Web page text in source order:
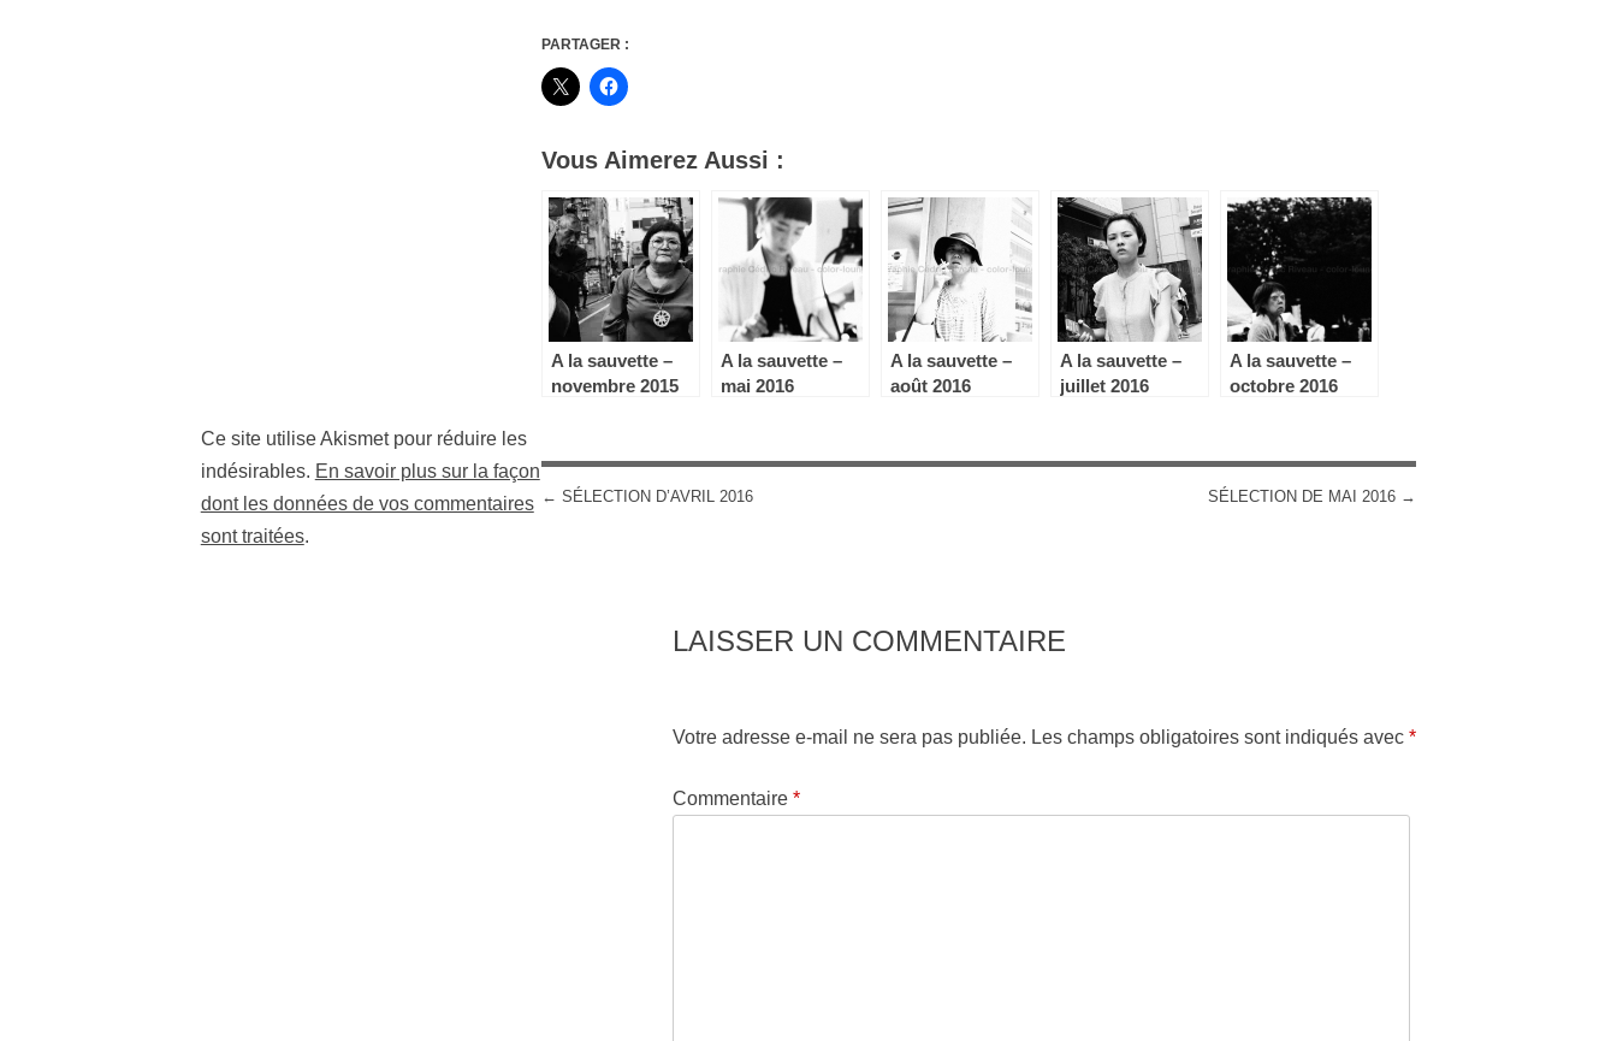
PARTAGER :
Vous Aimerez Aussi :
A la sauvette –
novembre 2015
A la sauvette –
mai 2016
A la sauvette –
août 2016
A la sauvette –
juillet 2016
A la sauvette –
octobre 2016
POST NAVIGATION
← SÉLECTION D’AVRIL 2016 SÉLECTION DE MAI 2016 →
LAISSER UN COMMENTAIRE
Votre adresse e-mail ne sera pas publiée. Les champs obligatoires sont indiqués avec*
Commentaire*
Ce site utilise Akismet pour réduire les
indésirables. En savoir plus sur la façon
dont les données de vos commentaires
sont traitées.